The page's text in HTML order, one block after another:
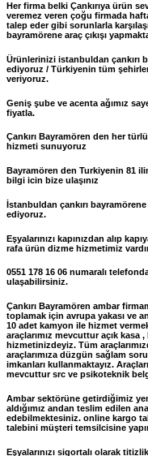
Her firma belki Çankırıya ürün
veremez veren çoğu firmada
talep eder gibi sorunlarla
bayramörene araç çıkışı
Ürünlerinizi istanbuldan çankırı
ediyoruz / Türkiyenin tüm
veriyoruz.
Geniş şube ve acenta ağımız
fiyatla.
Çankırı Bayramören den her
hizmeti sunuyoruz
Bayramören den Turkiyenin 81
bilgi icin bize ulaşınız
İstanbuldan çankırı
ediyoruz.
Eşyalarınızı kapınızdan alıp
rafa ürün dizme hizmetimiz
0551 178 16 06 numaralı
ulaşabilirsiniz.
Çankırı Bayramören ambar
toplamak için avrupa yakası ve
10 adet kamyon ile hizmet
araçlarımız mevcuttur açık kasa
hizmetinizdeyiz. Tüm
araçlarımıza düzgün sağlam
imkanları kullanmaktayız.
mevcuttur src ve psikoteknik
Ambar sektörüne getirdiğimiz
aldığımız andan teslim edilen
edebilmektesiniz. online kargo
talebini müşteri temsilcisine
Eşyalarınızı sigortalı olarak